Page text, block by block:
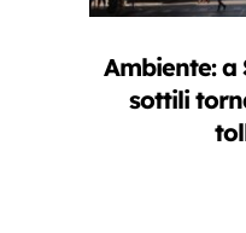
Ambiente: a
sottili